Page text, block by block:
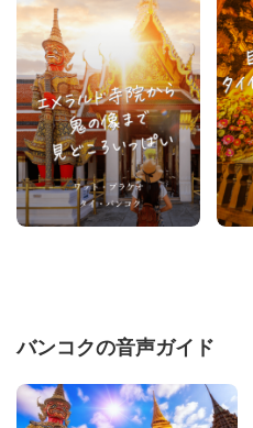
バンコクの音声ガイド